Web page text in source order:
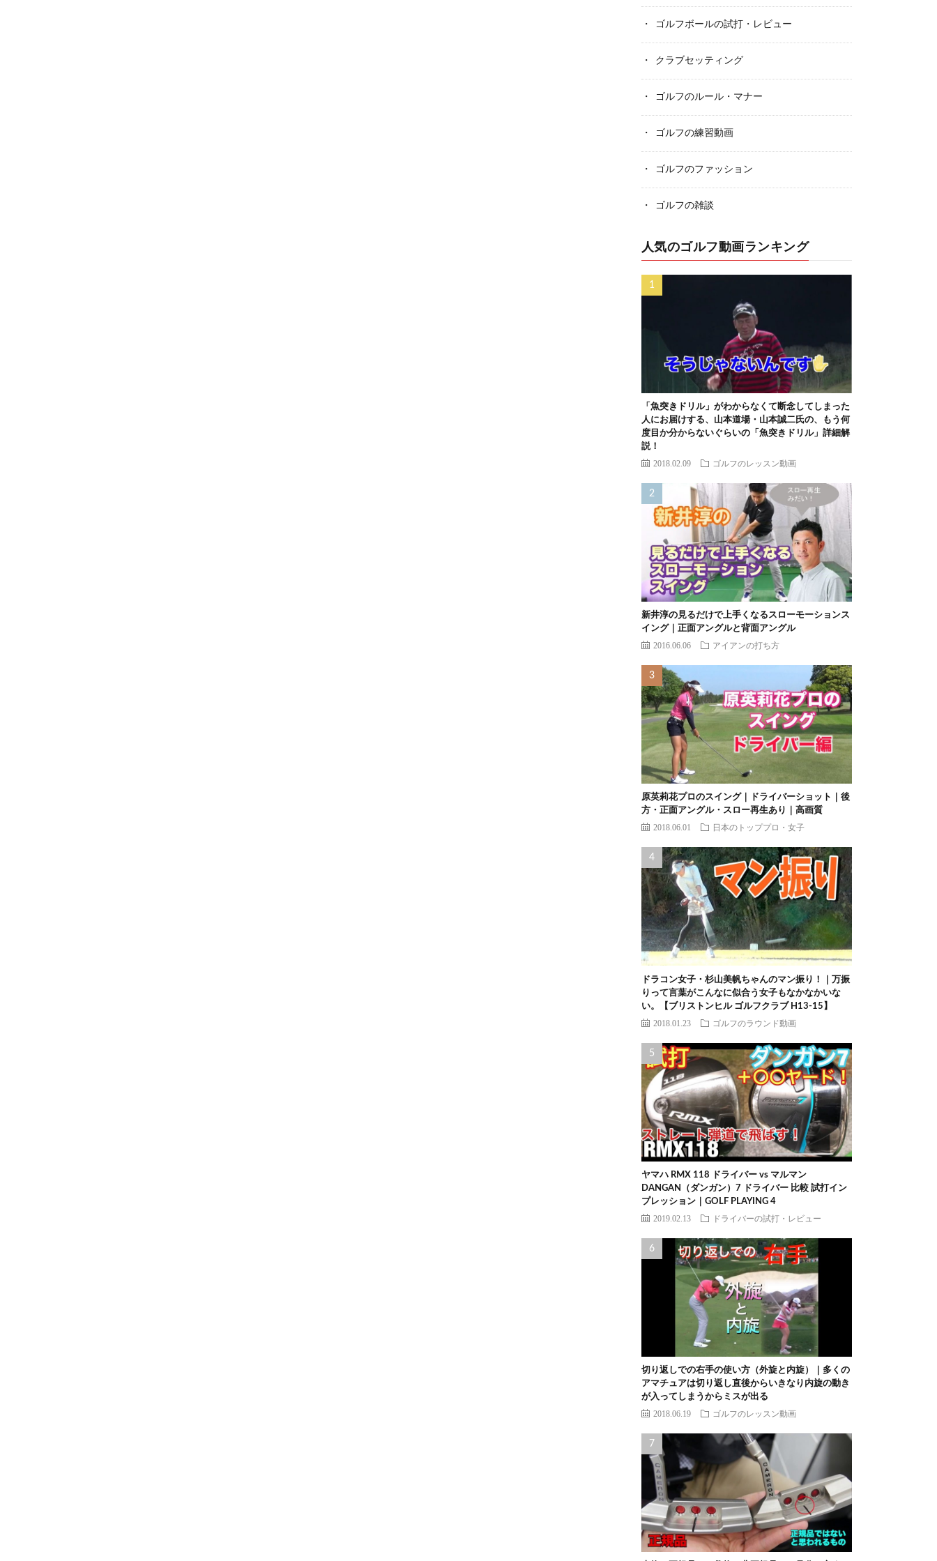
ゴルフボールの試打・レビュー
クラブセッティング
ゴルフのルール・マナー
ゴルフの練習動画
ゴルフのファッション
ゴルフの雑談
人気のゴルフ動画ランキング
「魚突きドリル」がわからなくて断念してしまった
人にお届けする、山本道場・山本誠二氏の、もう何
度目か分からないぐらいの「魚突きドリル」詳細解
説！
2018.02.09 ゴルフのレッスン動画
新井淳の見るだけで上手くなるスローモーションス
イング｜正面アングルと背面アングル
2016.06.06 アイアンの打ち方
原英莉花プロのスイング｜ドライバーショット｜後
方・正面アングル・スロー再生あり｜高画質
2018.06.01 日本のトッププロ・女子
ドラコン女子・杉山美帆ちゃんのマン振り！｜万振
りって言葉がこんなに似合う女子もなかなかいな
い。【ブリストンヒル ゴルフクラブ H13-15】
2018.01.23 ゴルフのラウンド動画
ヤマハ RMX 118 ドライバー vs マルマン
DANGAN（ダンガン）7 ドライバー 比較 試打イン
プレッション｜GOLF PLAYING 4
2019.02.13 ドライバーの試打・レビュー
切り返しでの右手の使い方（外旋と内旋）｜多くの
アマチュアは切り返し直後からいきなり内旋の動き
が入ってしまうからミスが出る
2018.06.19 ゴルフのレッスン動画